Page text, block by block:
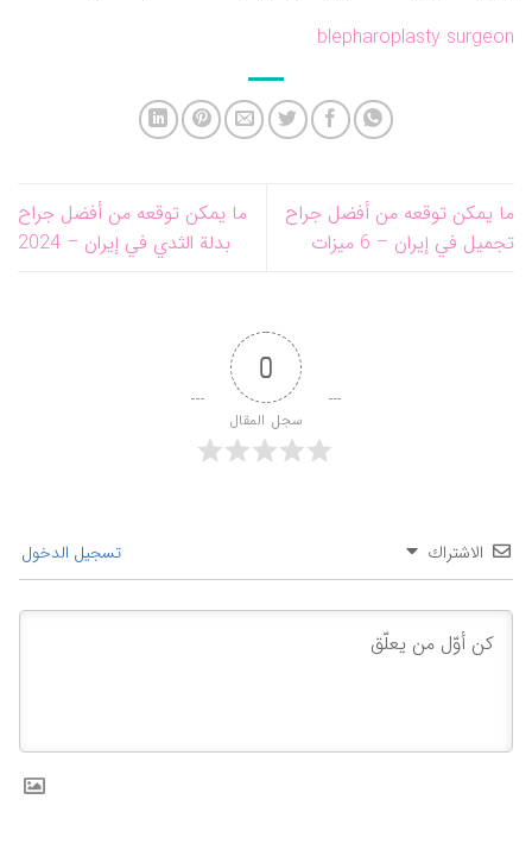
blepharoplasty surgeon
ما يمكن توقعه من أفضل جراح
تجميل في إيران – 6 ميزات
ما يمكن توقعه من أفضل جراح
بدلة الثدي في إيران – 2024
0
سجل المقال
الاشتراك تسجيل الدخول